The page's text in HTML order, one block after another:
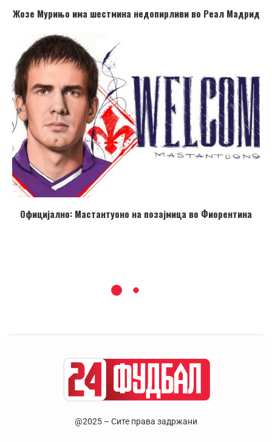
Жозе Мурињо има шестмина недопирливи во Реал Мадрид
Официјално: Мастантуоно на позајмица во Фиорентина
@2025 – Сите права задржани